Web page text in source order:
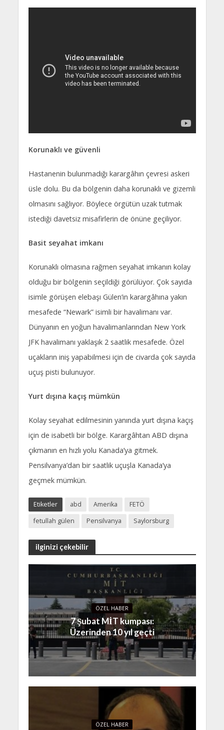
Korunaklı ve güvenli
Hastanenin bulunmadığı karargâhın çevresi askeri
üsle dolu. Bu da bölgenin daha korunaklı ve gizemli
olmasını sağlıyor. Böylece örgütün uzak tutmak
istediği davetsiz misafirlerin de önüne geçiliyor.
Basit seyahat imkanı
Korunaklı olmasına rağmen seyahat imkanın kolay
olduğu bir bölgenin seçildiği görülüyor. Çok sayıda
isimle görüşen elebaşı Gülen’in karargâhına yakın
mesafede “Newark” isimli bir havalimanı var.
Dünyanın en yoğun havalimanlarından New York
JFK havalimanı yaklaşık 2 saatlik mesafede. Özel
uçakların iniş yapabilmesi için de civarda çok sayıda
uçuş pisti bulunuyor.
Yurt dışına kaçış mümkün
Kolay seyahat edilmesinin yanında yurt dışına kaçış
için de isabetli bir bölge. Karargâhtan ABD dışına
çıkmanın en hızlı yolu Kanada’ya gitmek.
Pensilvanya’dan bir saatlik uçuşla Kanada’ya
geçmek mümkün.
Etiketler abd Amerika
FETÖ
fetullah gülen
Pensilvanya Saylorsburg
ilginizi çekebilir
ÖZEL HABER
7 Şubat MİT kumpası:
Üzerinden 10 yıl geçti
ÖZEL HABER